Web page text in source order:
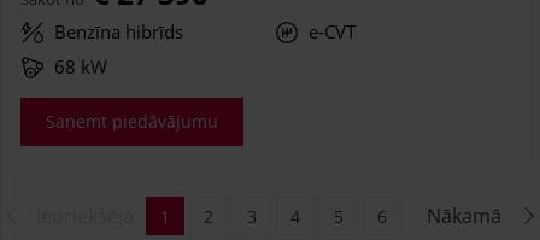
Benzīna hibrīds
e-CVT
68 kW
Saņemt piedāvājumu
Nākamā
1 2 3 4 5
6